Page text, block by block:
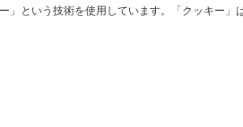
という技術を使用しています。「クッキー